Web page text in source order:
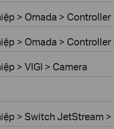
> Omada > Controller
> Omada > Controller
> VIGI > Camera
> Switch JetStream